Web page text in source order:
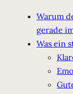
Warum
gerade
Was ein